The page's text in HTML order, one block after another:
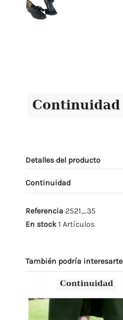
Detalles del producto
Continuidad
Referencia 2521_35
En stock 1 Artículos
También podría interesarte